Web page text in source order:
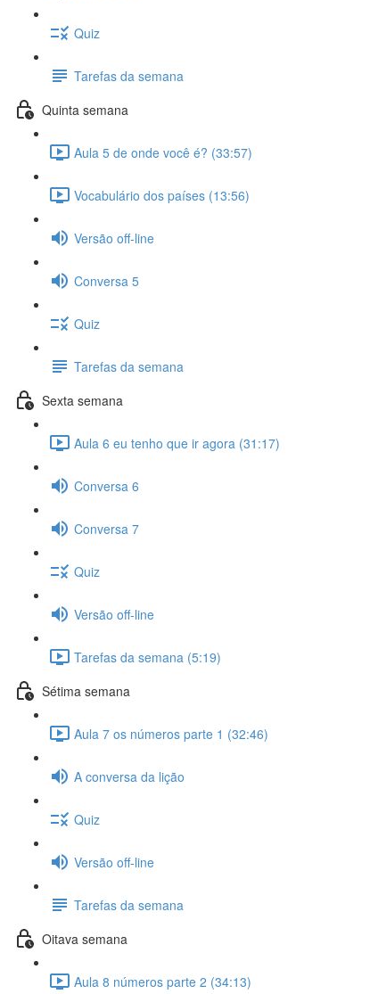
Quiz
Tarefas da semana
Quinta semana
Aula 5 de onde você é? (33:57)
Vocabulário dos países (13:56)
Versão off-line
Conversa 5
Quiz
Tarefas da semana
Sexta semana
Aula 6 eu tenho que ir agora (31:17)
Conversa 6
Conversa 7
Quiz
Versão off-line
Tarefas da semana (5:19)
Sétima semana
Aula 7 os números parte 1 (32:46)
A conversa da lição
Quiz
Versão off-line
Tarefas da semana
Oitava semana
Aula 8 números parte 2 (34:13)